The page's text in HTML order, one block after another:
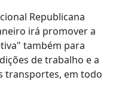
Republicana
irá promover a
também para
de trabalho e a
transportes, em todo